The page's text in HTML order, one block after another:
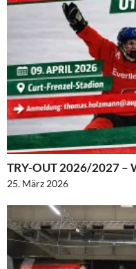
TRY-OUT 2026/2027 –
25. März 2026